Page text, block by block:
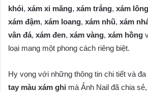
khói, xám xi măng, xám trắng, xám
xám đậm, xám loang, xám nhũ, xám
vân đá, xám đen, xám vàng, xám hồng
loại mang một phong cách riêng biệt.
Hy vọng với những thông tin chi tiết và đa
tay màu xám ghi mà Ảnh Nail đã chia